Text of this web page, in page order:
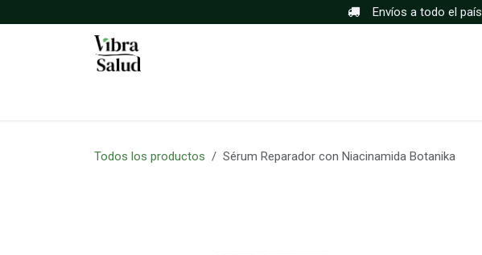
Envíos a todo el país
Todos los productos Sérum Reparador con Niacinamida Botanika